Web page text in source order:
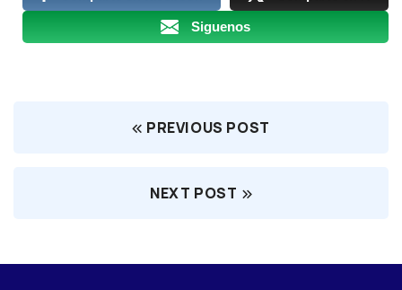
Siguenos
PREVIOUS POST
NEXT POST